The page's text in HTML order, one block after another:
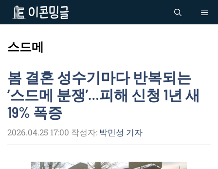
기
스드메
봄 결혼 성수기마다 반복되는
‘스드메 분쟁’…피해 신청 1년 새
19% 폭증
2026.04.25 17:00 작성자: 박민성 기자